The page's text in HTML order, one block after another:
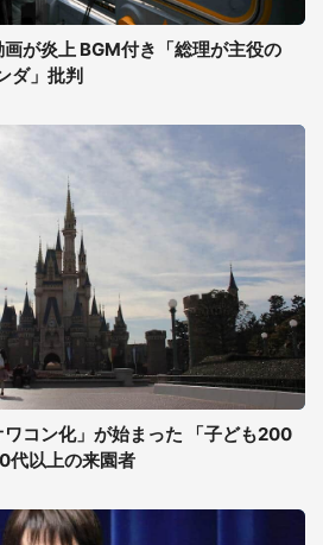
が炎上 BGM付き「総理が主役の
ダ」批判
コン化」が始まった 「子ども200
代以上の来園者